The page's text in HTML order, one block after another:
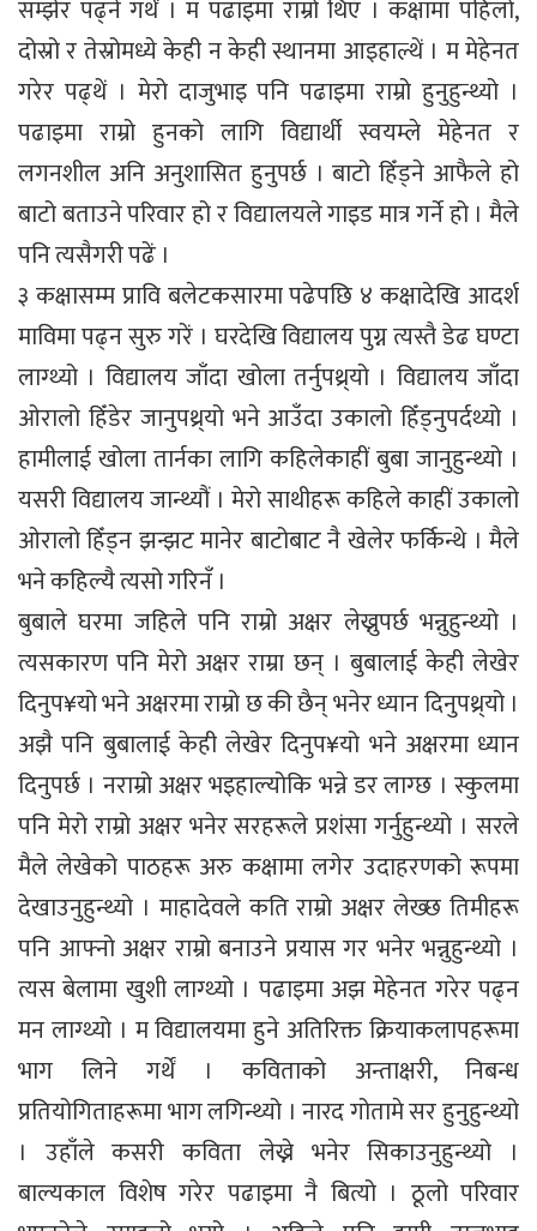
सम्झेर पढ्ने गर्थें । म पढाइमा राम्रो थिएँ । कक्षामा पहिलो,
दोस्रो र तेस्रोमध्ये केही न केही स्थानमा आइहाल्थें । म मेहेनत
गरेर पढ्थें । मेरो दाजुभाइ पनि पढाइमा राम्रो हुनुहुन्थ्यो ।
पढाइमा राम्रो हुनको लागि विद्यार्थी स्वयम्ले मेहेनत र
लगनशील अनि अनुशासित हुनुपर्छ । बाटो हिँड्ने आफैले हो
बाटो बताउने परिवार हो र विद्यालयले गाइड मात्र गर्ने हो । मैले
पनि त्यसैगरी पढें ।
३ कक्षासम्म प्रावि बलेटकसारमा पढेपछि ४ कक्षादेखि आदर्श
माविमा पढ्न सुरु गरें । घरदेखि विद्यालय पुग्न त्यस्तै डेढ घण्टा
लाग्थ्यो । विद्यालय जाँदा खोला तर्नुपथ्र्यो । विद्यालय जाँदा
ओरालो हिँडेर जानुपथ्र्यो भने आउँदा उकालो हिँड्नुपर्दथ्यो ।
हामीलाई खोला तार्नका लागि कहिलेकाहीं बुबा जानुहुन्थ्यो ।
यसरी विद्यालय जान्थ्यौं । मेरो साथीहरू कहिले काहीं उकालो
ओरालो हिँड्न झन्झट मानेर बाटोबाट नै खेलेर फर्किन्थे । मैले
भने कहिल्यै त्यसो गरिनँ ।
बुबाले घरमा जहिले पनि राम्रो अक्षर लेख्नुपर्छ भन्नुहुन्थ्यो ।
त्यसकारण पनि मेरो अक्षर राम्रा छन् । बुबालाई केही लेखेर
दिनुप¥यो भने अक्षरमा राम्रो छ की छैन् भनेर ध्यान दिनुपथ्र्यो ।
अझै पनि बुबालाई केही लेखेर दिनुप¥यो भने अक्षरमा ध्यान
दिनुपर्छ । नराम्रो अक्षर भइहाल्योकि भन्ने डर लाग्छ । स्कुलमा
पनि मेरो राम्रो अक्षर भनेर सरहरूले प्रशंसा गर्नुहुन्थ्यो । सरले
मैले लेखेको पाठहरू अरु कक्षामा लगेर उदाहरणको रूपमा
देखाउनुहुन्थ्यो । माहादेवले कति राम्रो अक्षर लेख्छ तिमीहरू
पनि आफ्नो अक्षर राम्रो बनाउने प्रयास गर भनेर भन्नुहुन्थ्यो ।
त्यस बेलामा खुशी लाग्थ्यो । पढाइमा अझ मेहेनत गरेर पढ्न
मन लाग्थ्यो । म विद्यालयमा हुने अतिरिक्त क्रियाकलापहरूमा
भाग लिने गर्थें । कविताको अन्ताक्षरी, निबन्ध
प्रतियोगिताहरूमा भाग लगिन्थ्यो । नारद गोतामे सर हुनुहुन्थ्यो
। उहाँले कसरी कविता लेख्ने भनेर सिकाउनुहुन्थ्यो ।
बाल्यकाल विशेष गरेर पढाइमा नै बित्यो । ठूलो परिवार